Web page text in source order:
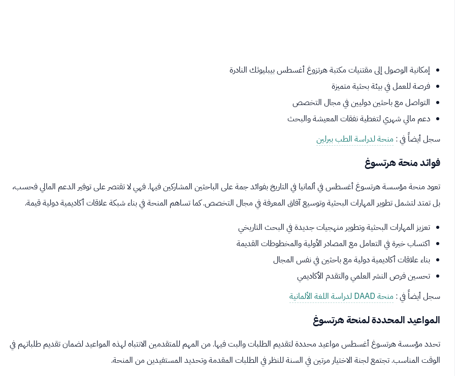
إمكانية الوصول إلى مقتنيات مكتبة هرتزوغ أغسطس بيبليوثك النادرة
فرصة للعمل في بيئة بحثية متميزة
التواصل مع باحثين دوليين في مجال التخصص
دعم مالي شهري لتغطية نفقات المعيشة والبحث
سجل أيضاً في : منحة لدراسة الطب ببرلين
فوائد منحة هرتسوغ
تعود منحة مؤسسة هرتسوغ أغسطس في ألمانيا في التاريخ بفوائد جمة على الباحثين المشاركين فيها. فهي لا تقتصر على توفير الدعم المالي فحسب،
بل تمتد لتشمل تطوير المهارات البحثية وتوسيع آفاق المعرفة في مجال التخصص. كما تساهم المنحة في بناء شبكة علاقات أكاديمية دولية قيمة.
تعزيز المهارات البحثية وتطوير منهجيات جديدة في البحث التاريخي
اكتساب خبرة في التعامل مع المصادر الأولية والمخطوطات القديمة
بناء علاقات أكاديمية دولية مع باحثين في نفس المجال
تحسين فرص النشر العلمي والتقدم الأكاديمي
سجل أيضاً في : منحة DAAD لدراسة اللغة الألمانية
المواعيد المحددة لمنحة هرتسوغ
تحدد مؤسسة هرتسوغ أغسطس مواعيد محددة لتقديم الطلبات والبت فيها. من المهم للمتقدمين الانتباه لهذه المواعيد لضمان تقديم طلباتهم في
الوقت المناسب. تجتمع لجنة الاختيار مرتين في السنة للنظر في الطلبات المقدمة وتحديد المستفيدين من المنحة.